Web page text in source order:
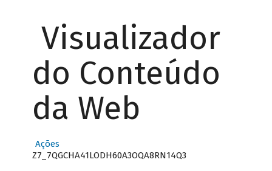
Visualizador
do Conteúdo
da Web
Ações
Z7_7QGCHA41LODH60A3OQA8RN14Q3